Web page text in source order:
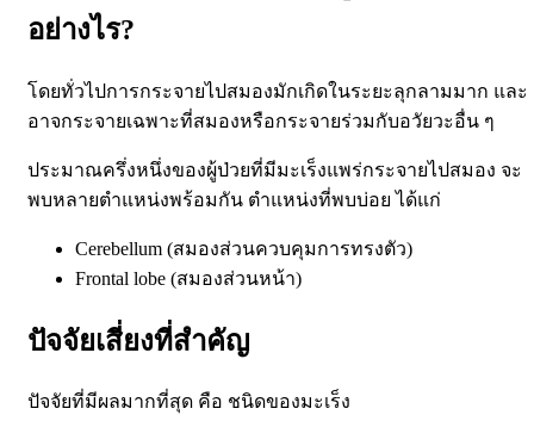
อย่างไร?
โดยทั่วไปการกระจายไปสมองมักเกิดในระยะลุกลามมาก และ
อาจกระจายเฉพาะที่สมองหรือกระจายร่วมกับอวัยวะอื่น ๆ
ประมาณครึ่งหนึ่งของผู้ป่วยที่มีมะเร็งแพร่กระจายไปสมอง จะ
พบหลายตำแหน่งพร้อมกัน ตำแหน่งที่พบบ่อย ได้แก่
Cerebellum (สมองส่วนควบคุมการทรงตัว)
Frontal lobe (สมองส่วนหน้า)
ปัจจัยเสี่ยงที่สำคัญ
ปัจจัยที่มีผลมากที่สุด คือ ชนิดของมะเร็ง